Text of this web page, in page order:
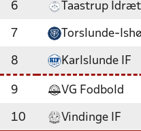
6 Taastrup
7 Torslunde-
8 Karlslunde IF
9 VG Fodbold
10 Vindinge IF